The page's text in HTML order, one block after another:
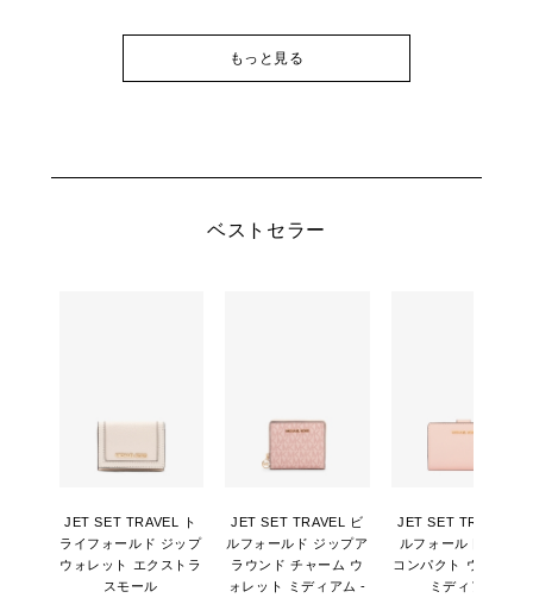
もっと見る
ベストセラー
JET SET TRAVEL ト
ライフォールド ジップ
ウォレット エクストラ
スモール
JET SET TRAVEL ビ
ルフォールド ジップア
ラウンド チャーム ウ
ォレット ミディアム -
JET SET TRAVEL ビ
ルフォールド ジップ
コンパクト ウォレッ
ミディアム